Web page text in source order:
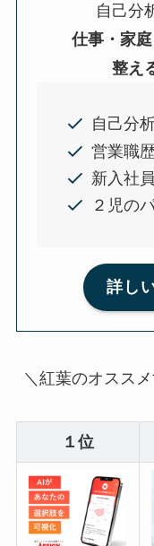
自己分
仕事・家
整え
自己分
営業職
新入社
２児の
詳し
＼紅葉のオスス
１位